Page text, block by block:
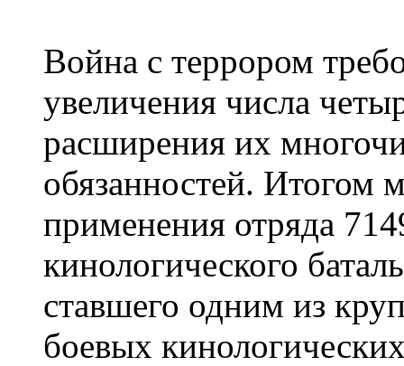
Война с террором
увеличения числа
расширения их
обязанностей. Итогом
применения отряда
кинологического
ставшего одним из
боевых